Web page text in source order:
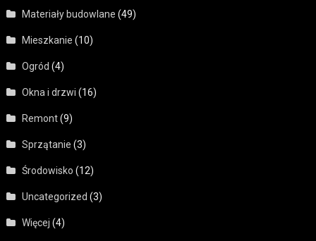
Materiały budowlane (49)
Mieszkanie (10)
Ogród (4)
Okna i drzwi (16)
Remont(9)
Sprzątanie (3)
Środowisko (12)
Uncategorized (3)
Więcej (4)